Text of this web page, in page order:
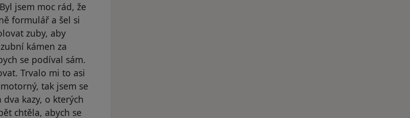
jsem moc rád, že
formulář a šel si
zuby, aby
kámen za
se podíval sám.
Trvalo mi to asi
tak jsem se
kazy, o kterých
chtěla, abych se